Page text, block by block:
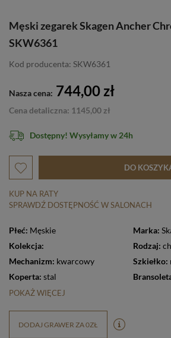
Męski zegarek Skagen Ancher
SKW6361
Kod producenta: SKW6361
Nasza cena: 744,00 zł
Cena detaliczna: 1145,00 zł
Dostępny! Wysyłamy w 24h
DO
KUP NA RATY
SPRAWDŹ DOSTĘPNOŚĆ W SALONACH
Płeć: Męskie Marka:
Kolekcja:
Rodzaj:
Mechanizm: kwarcowy Szkiełko:
Koperta: stal
POKAŻ WIĘCEJ
DODAJ GRAWER ZA 0ZŁ